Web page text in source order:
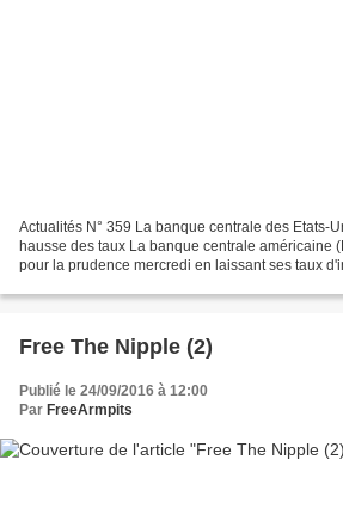
Actualités N° 359 La banque centrale des Etats-
hausse des taux La banque centrale américaine
pour la prudence mercredi en laissant ses taux
Free The Nipple (2)
Publié le 24/09/2016 à 12:00
Par FreeArmpits